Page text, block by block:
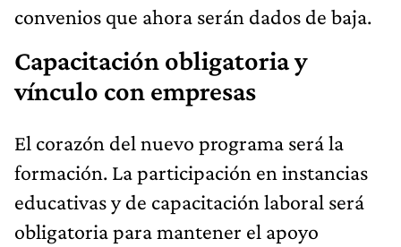
convenios que ahora serán dados de baja.
Capacitación obligatoria y
vínculo con empresas
El corazón del nuevo programa será la
formación. La participación en instancias
educativas y de capacitación laboral será
obligatoria para mantener el apoyo